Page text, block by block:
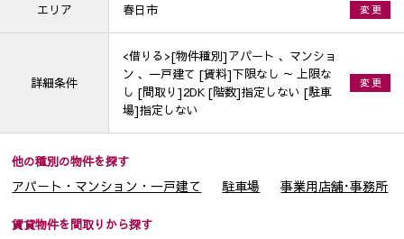
エリア 春日市 変 更
詳細条件
<借りる>[物件種別]アパート 、マンショ
ン 、一戸建て [賃料]下限なし ～ 上限な
し [間取り]2DK [階数]指定しない [駐車
場]指定しない
変 更
他の種別の物件を探す
アパート・マンション・一戸建て 駐車場 事業用店舗･事務所
賃貸物件を間取りから探す